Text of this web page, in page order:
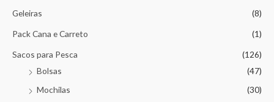
Geleiras (8)
Pack Cana e Carreto (1)
Sacos para Pesca
(126)
Bolsas
(47)
Mochilas
(30)